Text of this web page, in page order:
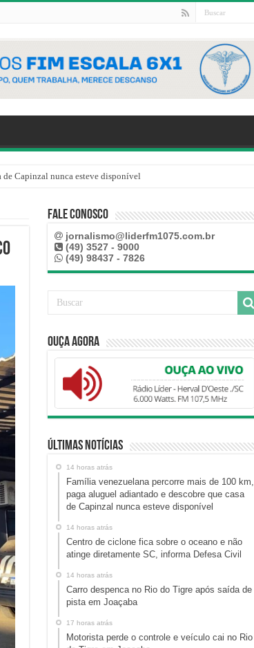
de Capinzal nunca esteve disponível
Fale Conosco
jornalismo@liderfm1075.com.br
(49) 3527 - 9000
(49) 98437 - 7826
Ouça Agora
Últimas Notícias
14 horas atrás
Família venezuelana percorre mais de 100 km,
paga aluguel adiantado e descobre que casa
de Capinzal nunca esteve disponível
14 horas atrás
Centro de ciclone fica sobre o oceano e não
atinge diretamente SC, informa Defesa Civil
14 horas atrás
Carro despenca no Rio do Tigre após saída de
pista em Joaçaba
17 horas atrás
Motorista perde o controle e veículo cai no Rio